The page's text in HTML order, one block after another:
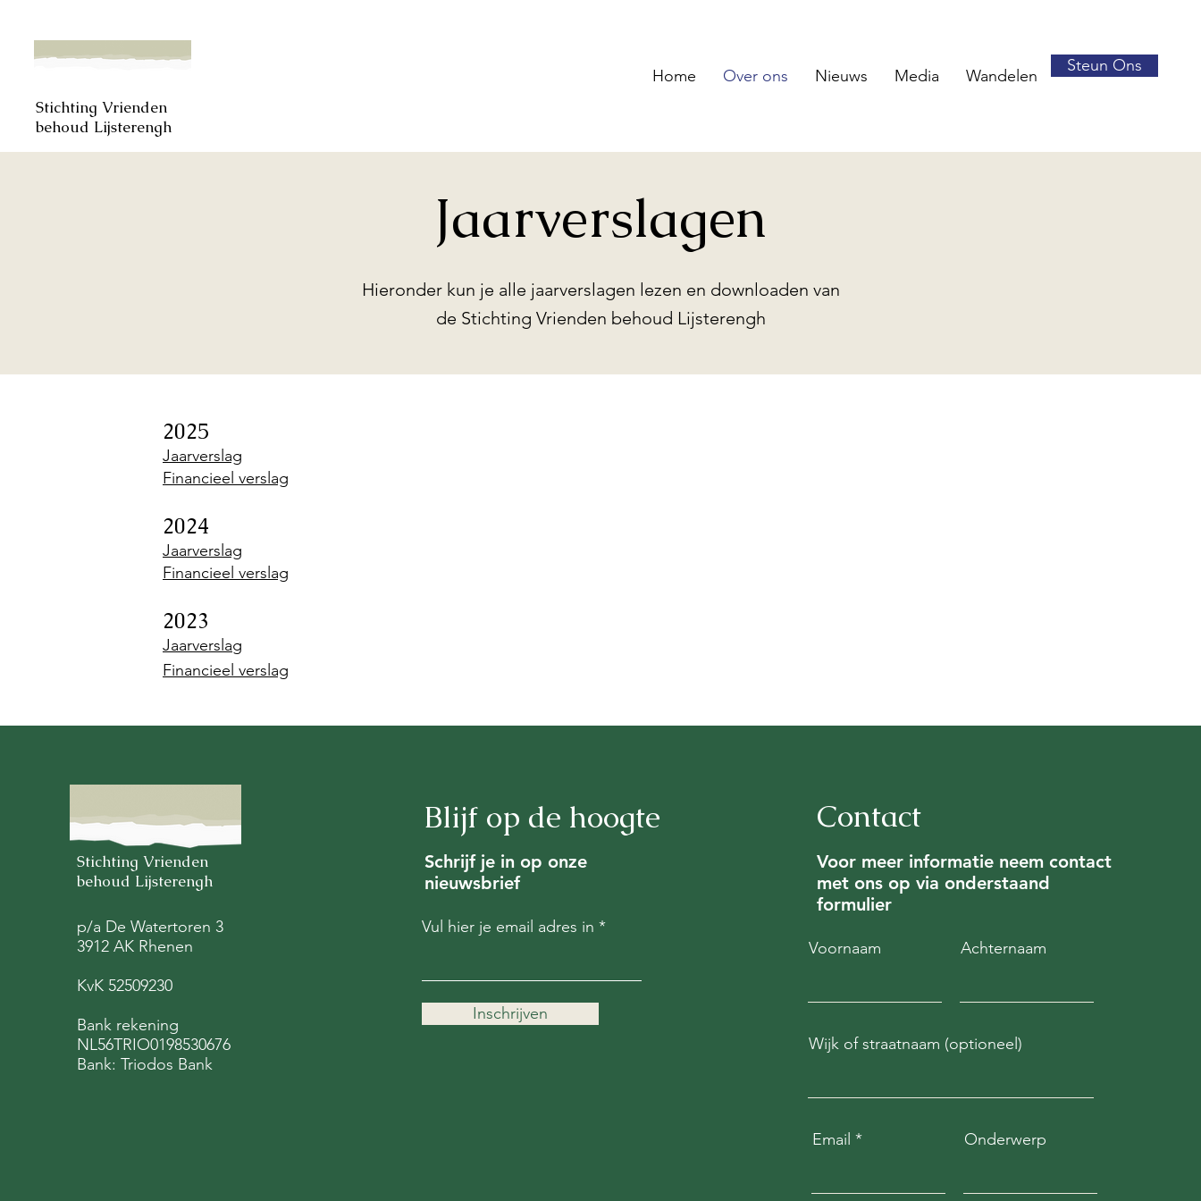
Stichting Vrienden
behoud Lijsterengh
Home Over ons Nieuws Media Wandelen
Steun Ons
Jaarverslagen
Hieronder kun je alle jaarverslagen lezen en downloaden van
de Stichting Vrienden behoud Lijsterengh
2025
Jaarverslag
Financieel verslag
2024
Jaarverslag
Financieel verslag
2023
Jaarverslag
Financieel verslag
Stichting Vrienden
behoud Lijsterengh
p/a De Watertoren 3
3912 AK Rhenen
KvK 52509230
Bank rekening
NL56TRIO0198530676
Bank: Triodos Bank
Blijf op de hoogte
Schrijf je in op onze
nieuwsbrief
Vul hier je email adres in
Inschrijven
Contact
Voor meer informatie neem contact
met ons op via onderstaand
formulier
Voornaam Achternaam
Wijk of straatnaam (optioneel)
Email Onderwerp